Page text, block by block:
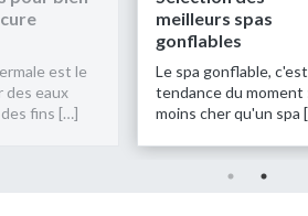
est le
des eaux
fins […]
meilleurs spas
gonflables
Le spa gonflable,
tendance du moment
moins cher qu'un spa